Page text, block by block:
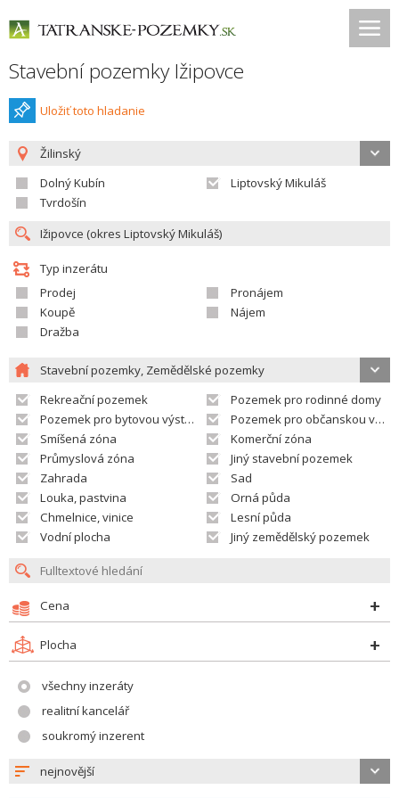
Stavební pozemky Ižipovce
Uložiť toto hladanie
Žilinský
Dolný Kubín
Liptovský Mikuláš
Tvrdošín
Typ inzerátu
Prodej
Pronájem
Koupě
Nájem
Dražba
Stavební pozemky, Zemědělské pozemky
Rekreační pozemek
Pozemek pro rodinné domy
Pozemek pro bytovou výstavbu
Pozemek pro občanskou vybavenost
Smíšená zóna
Komerční zóna
Průmyslová zóna
Jiný stavební pozemek
Zahrada
Sad
Louka, pastvina
Orná půda
Chmelnice, vinice
Lesní půda
Vodní plocha
Jiný zemědělský pozemek
Cena
Plocha
všechny inzeráty
realitní kancelář
soukromý inzerent
nejnovější